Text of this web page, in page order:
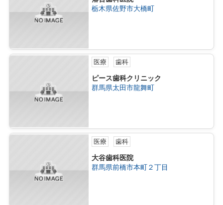
栃木県佐野市大橋町
医療 歯科
ピース歯科クリニック
群馬県太田市龍舞町
医療 歯科
大谷歯科医院
群馬県前橋市本町２丁目